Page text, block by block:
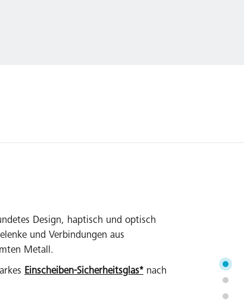
Design, haptisch und optisch
und Verbindungen aus
Metall.
Einscheiben-Sicherheitsglas* nach